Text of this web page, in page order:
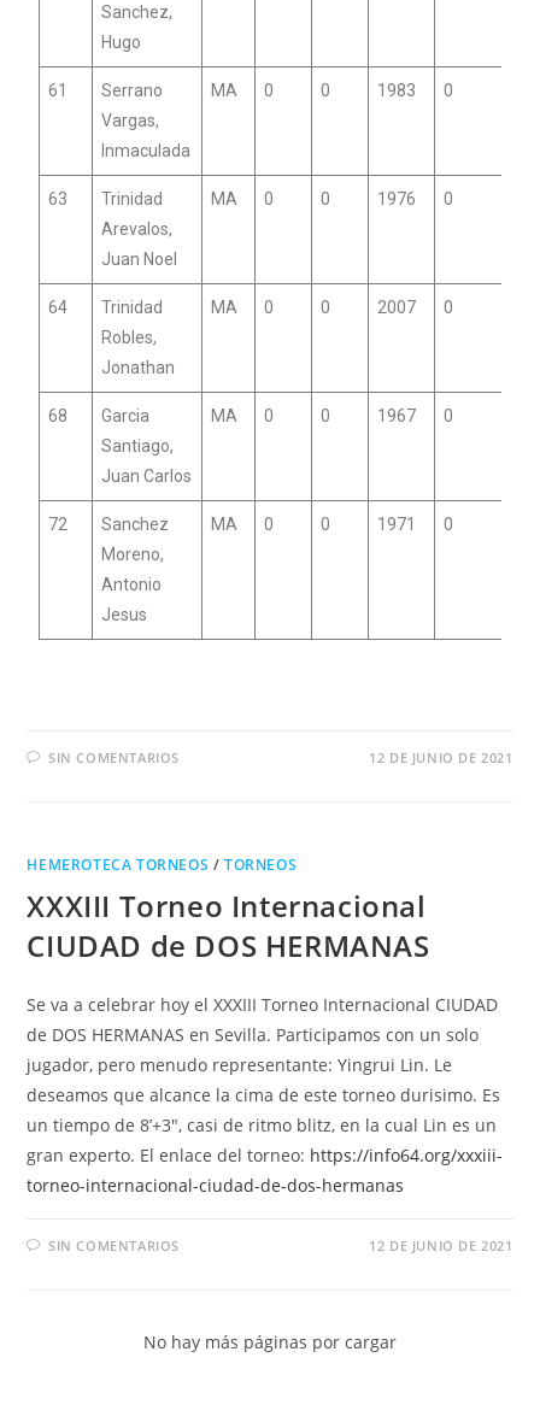
Sanchez,
Hugo
61
Serrano
Vargas,
Inmaculada
MA 0 0 1983 0
63
Trinidad
Arevalos,
Juan Noel
MA 0 0 1976 0
64
Trinidad
Robles,
Jonathan
MA 0 0 2007 0
68
Garcia
Santiago,
Juan Carlos
MA 0 0 1967 0
72
Sanchez
Moreno,
Antonio
Jesus
MA 0 0 1971 0
SIN COMENTARIOS 12 DE JUNIO DE 2021
HEMEROTECA TORNEOS /TORNEOS
XXXIII Torneo Internacional
CIUDAD de DOS HERMANAS
Se va a celebrar hoy el XXXIII Torneo Internacional CIUDAD
de DOS HERMANAS en Sevilla. Participamos con un solo
jugador, pero menudo representante: Yingrui Lin. Le
deseamos que alcance la cima de este torneo durisimo. Es
un tiempo de 8’+3″, casi de ritmo blitz, en la cual Lin es un
gran experto. El enlace del torneo: https://info64.org/xxxiii-
torneo-internacional-ciudad-de-dos-hermanas
SIN COMENTARIOS 12 DE JUNIO DE 2021
No hay más páginas por cargar